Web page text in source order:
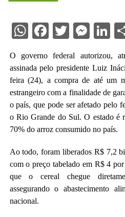
WhatsApp
Facebook
Twitter
O governo federal autorizou,
assinada pelo presidente Luiz
feira (24), a compra de até um
estrangeiro com a finalidade de
o país, que pode ser afetado pelo
o Rio Grande do Sul. O estado é
70% do arroz consumido no país.
Ao todo, foram liberados R$ 7,2
com o preço tabelado em R$ 4
que o cereal chegue
assegurando o abastecimento
nacional.